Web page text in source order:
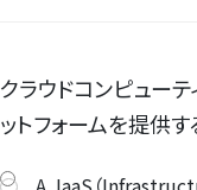
クラウドコンピュー
ットフォームを提供